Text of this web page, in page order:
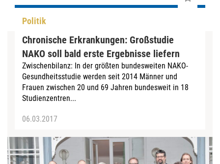
Politik
Chronische Erkrankungen: Großstudie
NAKO soll bald erste Ergebnisse liefern
Zwischenbilanz: In der größten bundesweiten NAKO-
Gesundheitsstudie werden seit 2014 Männer und
Frauen zwischen 20 und 69 Jahren bundesweit in 18
Studienzentren...
06.03.2017